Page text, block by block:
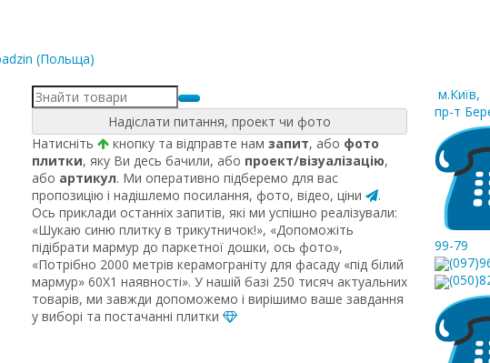
(Польща)
Надіслати питання, проект чи фото
Натисніть
кнопку та відправте нам запит, або фото
плитки, яку Ви десь бачили, або проект/візуалізацію,
або артикул. Ми оперативно підберемо для вас
пропозицію і надішлемо посилання, фото, відео, ціни
.
Ось приклади останніх запитів, які ми успішно реалізували:
«Шукаю синю плитку в трикутничок!», «Допоможіть
підібрати мармур до паркетної дошки, ось фото»,
«Потрібно 2000 метрів керамограніту для фасаду «під білий
мармур» 60Х1 наявності». У нашій базі 250 тисяч актуальних
товарів, ми завжди допоможемо і вирішимо ваше завдання
у виборі та постачанні плитки
м.Київ,
пр-т
99-79